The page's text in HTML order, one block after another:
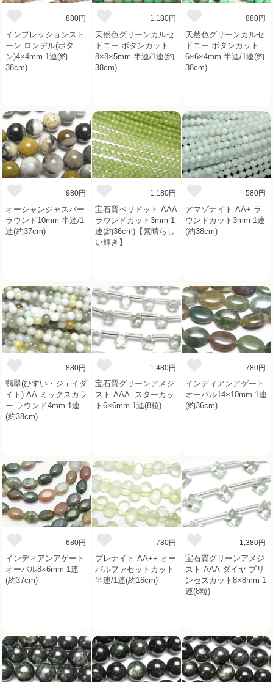
880円
インプレッションスト
ーン ロンデル(ボタ
ン)4×4mm 1連(約
38cm)
1,180円
天然色グリーンカルセ
ドニー ボタンカット
8×8×5mm 半連/1連(約
38cm)
880円
天然色グリーンカルセ
ドニー ボタンカット
6×6×4mm 半連/1連(約
38cm)
980円
オーシャンジャスパー
ラウンド10mm 半連/1
連(約37cm)
1,180円
宝石質ペリドット AAA
ラウンドカット3mm 1
連(約36cm)【素晴らし
い輝き】
580円
アマゾナイト AA+ ラ
ウンドカット3mm 1連
(約38cm)
880円
翡翠(ひすい・ジェイダ
イト) AA ミックスカラ
ー ラウンド4mm 1連
(約38cm)
1,480円
宝石質グリーンアメジ
スト AAA- スターカッ
ト6×6mm 1連(8粒)
780円
インディアンアゲート
オーバル14×10mm 1連
(約36cm)
680円
インディアンアゲート
オーバル8×6mm 1連
(約37cm)
780円
プレナイト AA++ オー
バルファセットカット
半連/1連(約16cm)
1,380円
宝石質グリーンアメジ
スト AAA ダイヤ プリ
ンセスカット8×8mm 1
連(8粒)